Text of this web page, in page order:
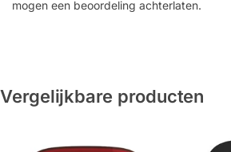
mogen een beoordeling achterlaten.
Vergelijkbare producten